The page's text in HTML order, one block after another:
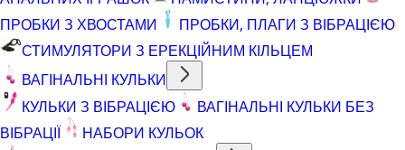
ПРОБКИ З ХВОСТАМИ
ПРОБКИ, ПЛАГИ З ВІБРАЦІЄЮ
СТИМУЛЯТОРИ З ЕРЕКЦІЙНИМ КІЛЬЦЕМ
ВАГІНАЛЬНІ КУЛЬКИ
КУЛЬКИ З ВІБРАЦІЄЮ
ВАГІНАЛЬНІ КУЛЬКИ БЕЗ
ВІБРАЦІЇ
НАБОРИ КУЛЬОК